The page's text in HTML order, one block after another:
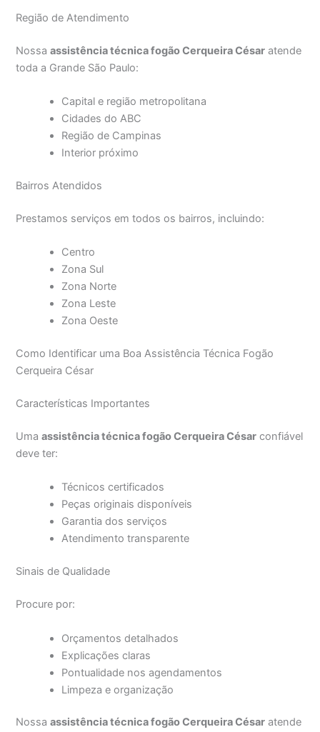
Região de Atendimento
Nossaassistência técnica fogão Cerqueira César atende
toda a Grande São Paulo:
Capital e região metropolitana
Cidades do ABC
Região de Campinas
Interior próximo
Bairros Atendidos
Prestamos serviços em todos os bairros, incluindo:
Centro
Zona Sul
Zona Norte
Zona Leste
Zona Oeste
Como Identificar uma Boa Assistência Técnica Fogão
Cerqueira César
Características Importantes
Umaassistência técnica fogão Cerqueira César confiável
deve ter:
Técnicos certificados
Peças originais disponíveis
Garantia dos serviços
Atendimento transparente
Sinais de Qualidade
Procure por:
Orçamentos detalhados
Explicações claras
Pontualidade nos agendamentos
Limpeza e organização
Nossaassistência técnica fogão Cerqueira César atende